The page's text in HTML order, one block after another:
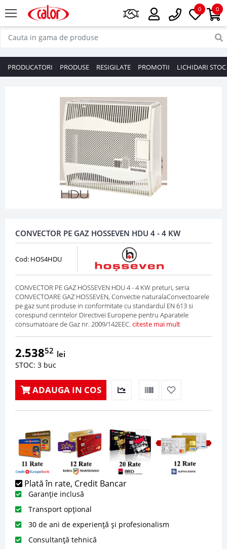
0
0
PRODUCATORI PRODUSE RESIGILATE PROMOTII LICHIDARI STOC
CONVECTOR PE GAZ HOSSEVEN HDU 4 - 4 KW
Cod: HOS4HDU
CONVECTOR PE GAZ HOSSEVEN HDU 4 - 4 KW preturi, seria
CONVECTOARE GAZ HOSSEVEN, Convectie naturalaConvectoarele
pe gaz sunt produse in conformitate cu standardul EN 613 si
corespund cerintelor Directivei Europene pentru Aparatele
consumatoare de Gaz nr. 2009/142EEC. citeste mai mult
2.53852 lei
STOC: 3 buc
ADAUGA IN COS
Plată în rate, Credit Bancar
Garanție inclusă
Transport opțional
30 de ani de experiență și profesionalism
Consultanță tehnică